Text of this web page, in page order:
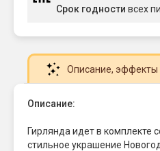
Срок годности всех
Описание, эффекты
Описание:
Гирлянда идет в комплекте
стильное украшение